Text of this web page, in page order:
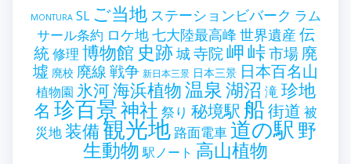
MONTURA SL ご当地 ステーションビバーク ラム
サール条約 ロケ地七大陸最高峰 世界遺産 伝
統修理 博物館 史跡城寺院岬峠市場 廃
墟 廃校 廃線戦争 新日本三景 日本三景 日本百名山
植物園 氷河海浜植物温泉湖沼 滝珍地
名 珍百景神社 祭り 秘境駅 船街道 被
災地装備観光地 路面電車道の駅 野
生動物 駅ノート 高山植物